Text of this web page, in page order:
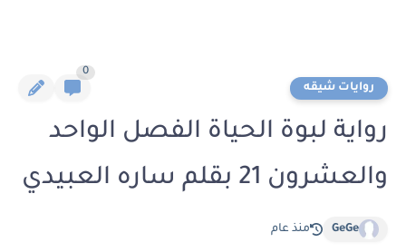
روايات شيقه
0
رواية لبوة الحياة الفصل الواحد
والعشرون 21 بقلم ساره العبيدي
GeGe منذ عام